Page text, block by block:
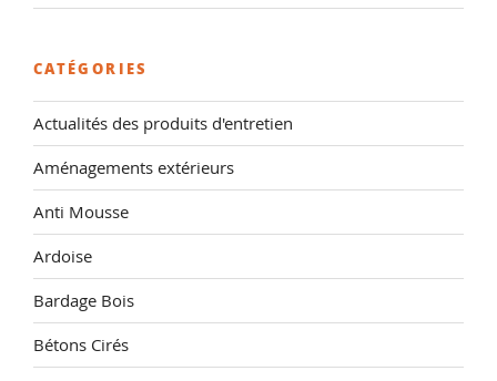
CATÉGORIES
Actualités des produits d'entretien
Aménagements extérieurs
Anti Mousse
Ardoise
Bardage Bois
Bétons Cirés